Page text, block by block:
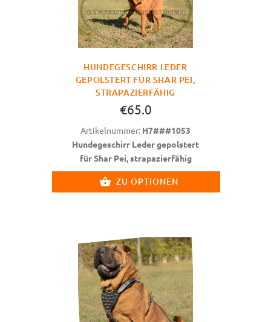
HUNDEGESCHIRR LEDER
GEPOLSTERT FÜR SHAR PEI,
STRAPAZIERFÄHIG
€65.0
Artikelnummer: H7###1053
Hundegeschirr Leder gepolstert
für Shar Pei, strapazierfähig
ZU OPTIONEN